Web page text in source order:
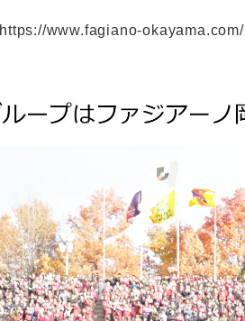
https://www.fagiano-okayama.com/